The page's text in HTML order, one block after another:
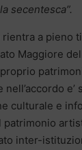
secentesca”.
a pieno
Maggiore
e’
culturale e
inter-